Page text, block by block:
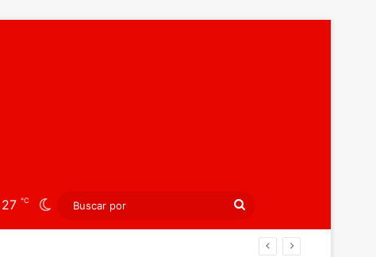
27 ℃ Switch skin
por